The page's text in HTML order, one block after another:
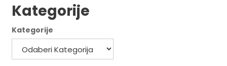
Kategorije
Kategorije